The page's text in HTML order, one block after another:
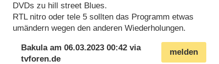
DVDs zu hill street Blues.
RTL nitro oder tele 5 sollten das Programm etwas
umändern wegen den anderen Wiederholungen.
melden
Bakulaam06.03.2023 00:42 via
tvforen.de